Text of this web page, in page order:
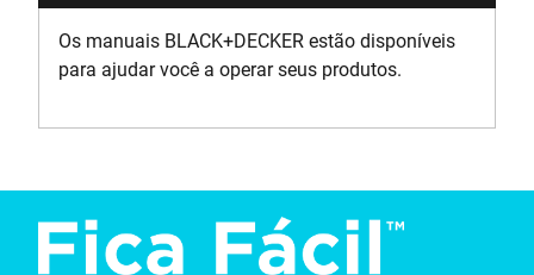
Os manuais BLACK+DECKER estão disponíveis
para ajudar você a operar seus produtos.